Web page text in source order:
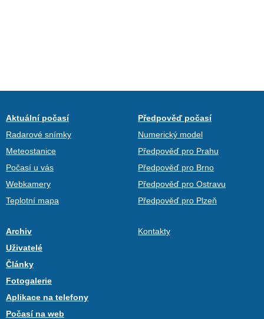
Aktuální počasí
Radarové snímky
Meteostanice
Počasí u vás
Webkamery
Teplotní mapa
Předpověď počasí
Numerický model
Předpověď pro Prahu
Předpověď pro Brno
Předpověď pro Ostravu
Předpověď pro Plzeň
Archiv
Uživatelé
Články
Fotogalerie
Aplikace na telefony
Počasí na web
Kontakty